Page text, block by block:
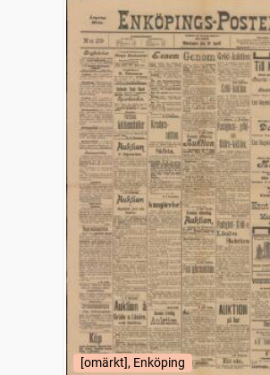
[omärkt], Enköping